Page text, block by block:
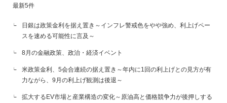
最新5件
日銀は政策金利を据え置き～インフレ警戒色をやや強め、利上げペー
スを速める可能性に言及～
8月の金融政策、政治・経済イベント
米政策金利、5会合連続の据え置き～年内に1回の利上げとの見方が有
力ながら、9月の利上げ観測は後退～
拡大するEV市場と産業構造の変化～原油高と価格競争力が後押しする